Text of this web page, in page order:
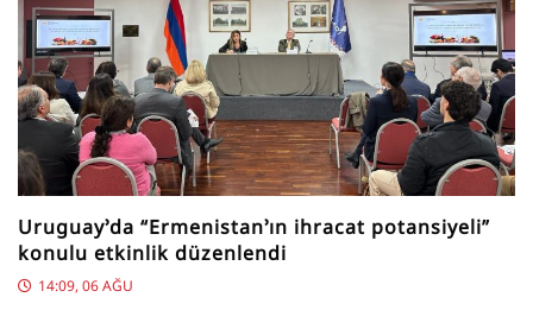
Uruguay’da “Ermenistan’ın ihracat potansiyeli”
konulu etkinlik düzenlendi
14:09, 06 AĞU